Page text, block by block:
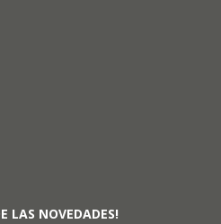
LAS NOVEDADES!